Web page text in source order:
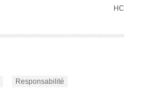
HC
Responsabilité